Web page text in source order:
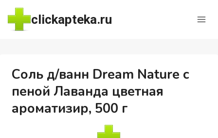
Перейти
содержимому
clickapteka.ru
Соль д/ванн Dream Nature с
пеной Лаванда цветная
ароматизир, 500 г